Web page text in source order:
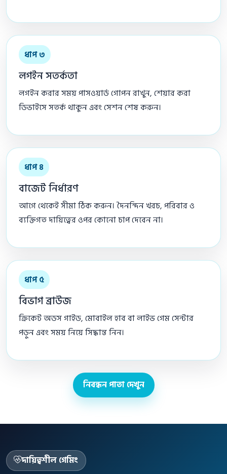
ধাপ ৩
লগইন সতর্কতা
লগইন করার সময় পাসওয়ার্ড গোপন রাখুন, শেয়ার করা
ডিভাইসে সতর্ক থাকুন এবং সেশন শেষ করুন।
ধাপ ৪
বাজেট নির্ধারণ
আগে থেকেই সীমা ঠিক করুন। দৈনন্দিন খরচ, পরিবার ও
ব্যক্তিগত দায়িত্বের ওপর কোনো চাপ দেবেন না।
ধাপ ৫
বিভাগ ব্রাউজ
ক্রিকেট অডস গাইড, মোবাইল হাব বা লাইভ গেম সেন্টার
পড়ুন এবং সময় নিয়ে সিদ্ধান্ত নিন।
নিবন্ধন পাতা দেখুন
দায়িত্বশীল গেমিং